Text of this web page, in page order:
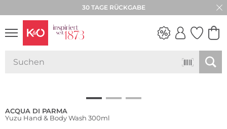
30 TAGE RÜCKGABE
ACQUA DI PARMA
Yuzu Hand & Body Wash 300ml